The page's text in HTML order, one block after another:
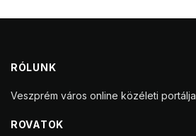
RÓLUNK
Veszprém város online közéleti portálja
ROVATOK